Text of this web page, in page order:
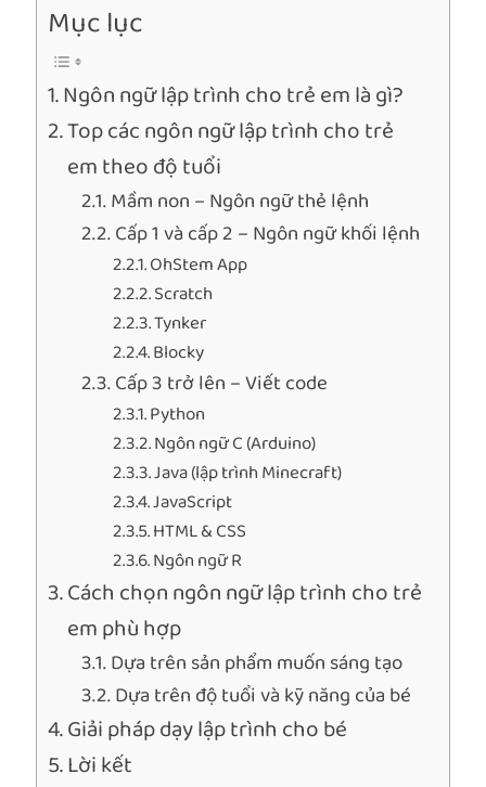
Mục lục
Ngôn ngữ lập trình cho trẻ em là gì?
Top các ngôn ngữ lập trình cho trẻ
em theo độ tuổi
Mầm non – Ngôn ngữ thẻ lệnh
Cấp 1 và cấp 2 – Ngôn ngữ khối lệnh
OhStem App
Scratch
Tynker
Blocky
Cấp 3 trở lên – Viết code
Python
Ngôn ngữ C (Arduino)
Java (lập trình Minecraft)
JavaScript
HTML & CSS
Ngôn ngữ R
Cách chọn ngôn ngữ lập trình cho trẻ
em phù hợp
Dựa trên sản phẩm muốn sáng tạo
Dựa trên độ tuổi và kỹ năng của bé
Giải pháp dạy lập trình cho bé
Lời kết